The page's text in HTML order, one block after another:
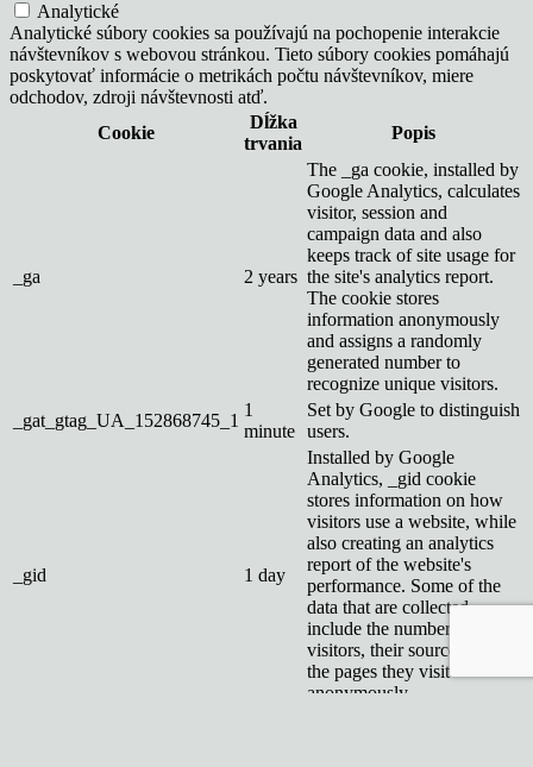
Analytické
Analytické súbory cookies sa používajú na pochopenie interakcie
návštevníkov s webovou stránkou. Tieto súbory cookies pomáhajú
poskytovať informácie o metrikách počtu návštevníkov, miere
odchodov, zdroji návštevnosti atď.
Cookie
Dĺžka
trvania
Popis
_ga 2 years
The _ga cookie, installed by
Google Analytics, calculates
visitor, session and
campaign data and also
keeps track of site usage for
the site's analytics report.
The cookie stores
information anonymously
and assigns a randomly
generated number to
recognize unique visitors.
_gat_gtag_UA_152868745_1
1
minute
Set by Google to distinguish
users.
_gid 1 day
Installed by Google
Analytics, _gid cookie
stores information on how
visitors use a website, while
also creating an analytics
report of the website's
performance. Some of the
data that are collected
include the number of
visitors, their source, and
the pages they visit
anonymously.